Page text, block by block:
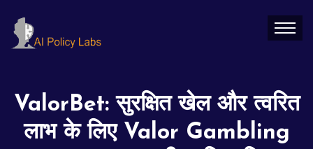
ValorBet: सुरक्षित खेल और त्वरित
लाभ के लिए Valor Gambling